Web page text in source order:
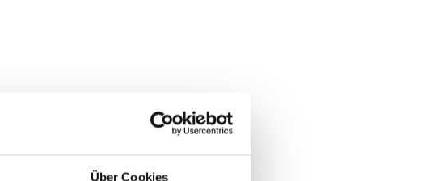
Über Cookies